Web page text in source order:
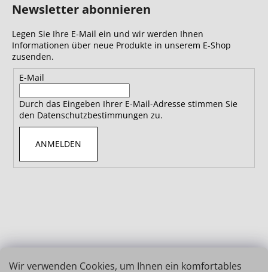
Wir verwenden Cookies, um Ihnen ein komfortables
Newsletter abonnieren
Legen Sie Ihre E-Mail ein und wir werden Ihnen
Informationen über neue Produkte in unserem E-Shop
zusenden.
E-Mail
Durch das Eingeben Ihrer E-Mail-Adresse stimmen Sie
den Datenschutzbestimmungen zu.
ANMELDEN